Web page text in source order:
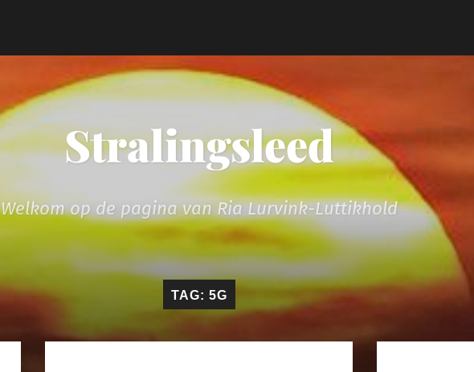
Stralingsleed
Welkom op de pagina van Ria Lurvink-Luttikhold
TAG: 5G